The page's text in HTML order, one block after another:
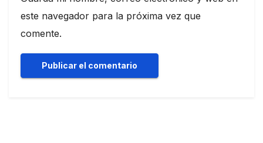
este navegador para la próxima vez que
comente.